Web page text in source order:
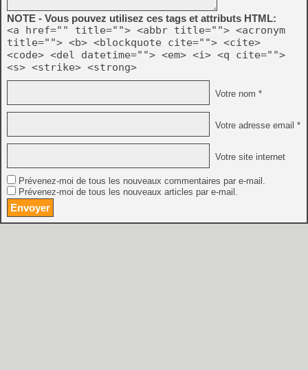
NOTE - Vous pouvez utilisez ces tags et attributs HTML:
<a href="" title=""> <abbr title=""> <acronym
title=""> <b> <blockquote cite=""> <cite>
<code> <del datetime=""> <em> <i> <q cite="">
<s> <strike> <strong>
Votre nom *
Votre adresse email *
Votre site internet
Prévenez-moi de tous les nouveaux commentaires par e-mail.
Prévenez-moi de tous les nouveaux articles par e-mail.